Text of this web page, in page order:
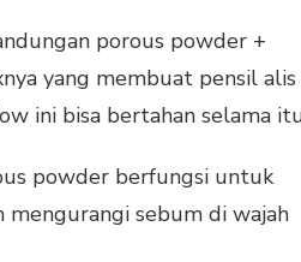
porous powder +
yang membuat pensil alis
ini bisa bertahan selama
powder berfungsi untuk
mengurangi sebum di wajah